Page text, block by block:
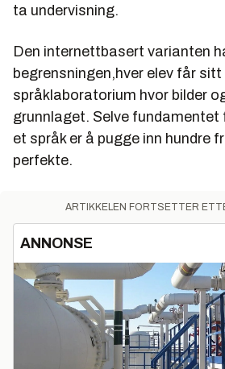
ta undervisning.
Den internettbasert varianten
begrensningen,hver elev får
språklaboratorium hvor bilder
grunnlaget. Selve
et språk er å pugge inn hundre
perfekte.
ARTIKKELEN FORTSETTER
ANNONSE